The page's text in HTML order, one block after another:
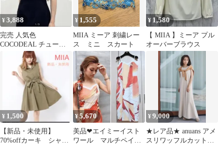
¥3,888
完売 人気色
COCODEAL チュール
レイヤートップス
¥ 1,555
MIIA ミーア 刺繍レー
ス ミニ スカート
¥ 1,580
【 MIIA 】ミーア プル
オーバーブラウス
¥ 1,500
【新品・未使用】
70%offカーキ シャツ
¥5,670
美品❤エイミーイスト
ワール マルチペイン
¥9,000
★レア品★ anuans アメ
スリワッフルカットワ